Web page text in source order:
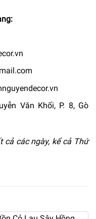
Văn Khối, P. 8, Gò
cả các ngày, kể cả Thứ